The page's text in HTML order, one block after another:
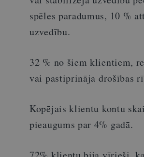
spēles paradumus, 10 %
uzvedību.
32 % no šiem klientiem,
vai pastiprināja drošības
Kopējais klientu kontu
pieaugums par 4% gadā.